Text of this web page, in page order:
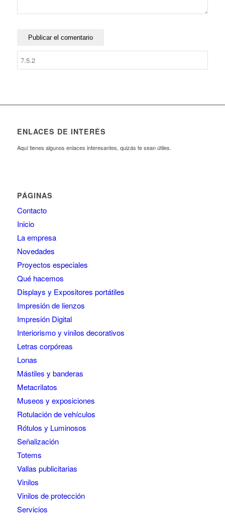
ENLACES DE INTERÉS
Aquí tienes algunos enlaces interesantes, quizás te sean útiles.
PÁGINAS
Contacto
Inicio
La empresa
Novedades
Proyectos especiales
Qué hacemos
Displays y Expositores portátiles
Impresión de lienzos
Impresión Digital
Interiorismo y vinilos decorativos
Letras corpóreas
Lonas
Mástiles y banderas
Metacrilatos
Museos y exposiciones
Rotulación de vehículos
Rótulos y Luminosos
Señalización
Totems
Vallas publicitarias
Vinilos
Vinilos de protección
Servicios